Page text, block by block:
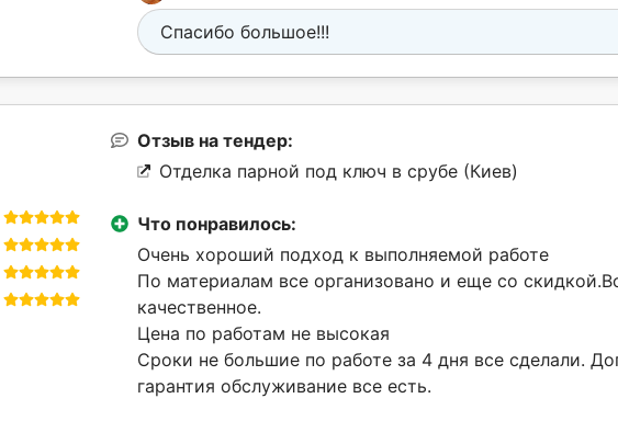
Спасибо большое!!!
Отзыв на тендер:
Отделка парной под ключ в срубе (Киев)
Что понравилось:
Очень хороший подход к выполняемой работе
По материалам все организовано и еще со
качественное.
Цена по работам не высокая
Сроки не большие по работе за 4 дня все сделали.
гарантия обслуживание все есть.